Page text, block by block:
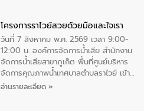
ทองคำและประกาศเกียรติคุณให้แก่ กำนัน
ผู้ใหญ่บ้านยอดเยี่ยม พร้อมกล่าวชื่นชม ให้
โอวาท และมอบนโยบาย
โครงการราไวย์สวยด้วยมือและใจเรา
วันที่ 7 สิงหาคม พ.ศ. 2569 เวลา 9:00-
12:00 น. องค์การจัดการน้ำเสีย สำนักงาน
จัดการน้ำเสียสาขาภูเก็ต พื้นที่ศูนย์บริหาร
จัดการคุณภาพน้ำเทศบาลตำบลราไวย์ เข้า
ร่วมโครงการราไวย์สวยด้วยมือและใจเรา
อ่านรายละเอียด »